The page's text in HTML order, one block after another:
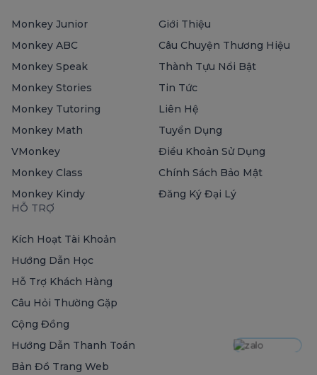
Monkey Junior
Monkey ABC
Monkey Speak
Monkey Stories
Monkey Tutoring
Monkey Math
VMonkey
Monkey Class
Monkey Kindy
Giới Thiệu
Câu Chuyện Thương Hiệu
Thành Tựu Nổi Bật
Tin Tức
Liên Hệ
Tuyển Dụng
Điều Khoản Sử Dụng
Chính Sách Bảo Mật
Đăng Ký Đại Lý
HỖ TRỢ
Kích Hoạt Tài Khoản
Hướng Dẫn Học
Hỗ Trợ Khách Hàng
Câu Hỏi Thường Gặp
Cộng Đồng
Hướng Dẫn Thanh Toán
Bản Đồ Trang Web